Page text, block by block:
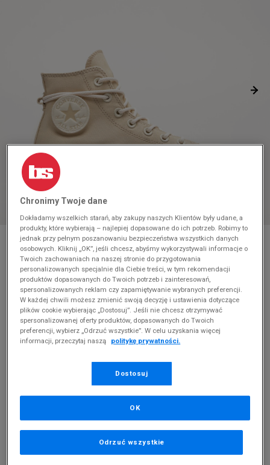
* Zdjęcie poglądowe
CONVERSE CHUCK TAYLOR ALL STAR LIFT -
5,5
Produkt pochodzi z końcówek aktualnych kolekcji, ubiegłych
sezonów lub z ekspozycji.Szczegóły.
259,99 zł
PRODUKT NIEDOSTĘPNY
Jeśli artykuł będzie ponownie dostępny, otrzymasz od nas
powiadomienie.
Chronimy Twoje dane
Dokładamy wszelkich starań, aby zakupy naszych Klientów były udane, a
produkty, które wybierają – najlepiej dopasowane do ich potrzeb. Robimy to
jednak przy pełnym poszanowaniu bezpieczeństwa wszystkich danych
osobowych. Kliknij „OK”, jeśli chcesz, abyśmy wykorzystywali informacje o
Twoich zachowaniach na naszej stronie do przygotowania
personalizowanych specjalnie dla Ciebie treści, w tym rekomendacji
produktów dopasowanych do Twoich potrzeb i zainteresowań,
spersonalizowanych reklam czy zapamiętywanie wybranych preferencji.
W każdej chwili możesz zmienić swoją decyzję i ustawienia dotyczące
plików cookie wybierając „Dostosuj”. Jeśli nie chcesz otrzymywać
spersonalizowanej oferty produktów, dopasowanych do Twoich
preferencji, wybierz „Odrzuć wszystkie”. W celu uzyskania więcej
informacji, przeczytaj naszą
politykę prywatności.
Dostosuj
Odrzuć wszystkie
OK